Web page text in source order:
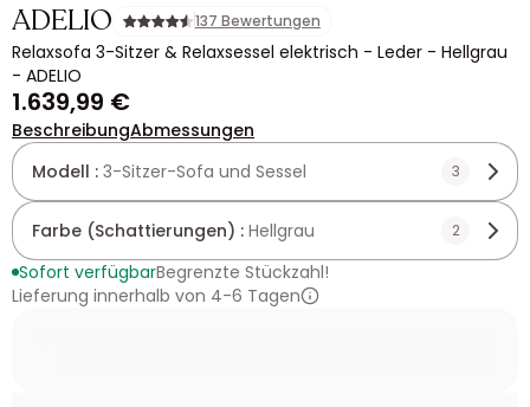
ADELIO 137 Bewertungen
Relaxsofa 3-Sitzer & Relaxsessel elektrisch - Leder - Hellgrau
- ADELIO
1.639,99 €
BeschreibungAbmessungen
Modell : 3-Sitzer-Sofa und Sessel 3
Farbe (Schattierungen) : Hellgrau 2
Sofort verfügbarBegrenzte Stückzahl!
Lieferung innerhalb von 4-6 Tagen